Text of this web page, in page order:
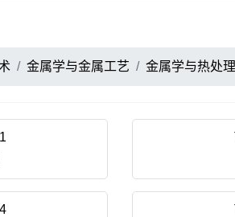
金属学与金属工艺 金属学与热处理